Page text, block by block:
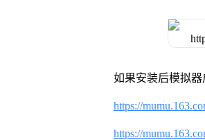
如果安装后模拟
https://
https://